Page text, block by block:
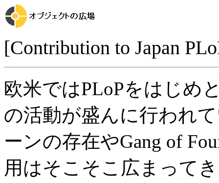
[Contribution to Japan
欧米ではPLoPをはじめ
の活動が盛んに行われ
ーンの存在やGang of
用はそこそこ広まって